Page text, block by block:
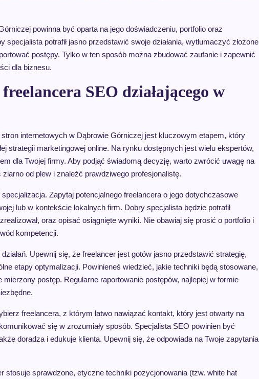
powinna być oparta na jego doświadczeniu, portfolio oraz
potrafił jasno przedstawić swoje działania, wytłumaczyć złożone
postępy. Tylko w ten sposób można zbudować zaufanie i zapewnić
dla biznesu.
SEO działającego w
internetowych w Dąbrowie Górniczej jest kluczowym etapem, który
strategii marketingowej online. Na rynku dostępnych jest wielu ekspertów,
dla Twojej firmy. Aby podjąć świadomą decyzję, warto zwrócić uwagę na
od plew i znaleźć prawdziwego profesjonalistę.
Zapytaj potencjalnego freelancera o jego dotychczasowe
lub w kontekście lokalnych firm. Dobry specjalista będzie potrafił
oraz opisać osiągnięte wyniki. Nie obawiaj się prosić o portfolio i
kompetencji.
Upewnij się, że freelancer jest gotów jasno przedstawić strategię,
etapy optymalizacji. Powinieneś wiedzieć, jakie techniki będą stosowane,
postęp. Regularne raportowanie postępów, najlepiej w formie
freelancera, z którym łatwo nawiązać kontakt, który jest otwarty na
się w zrozumiały sposób. Specjalista SEO powinien być
doradza i edukuje klienta. Upewnij się, że odpowiada na Twoje zapytania
stosuje sprawdzone, etyczne techniki pozycjonowania (tzw. white hat